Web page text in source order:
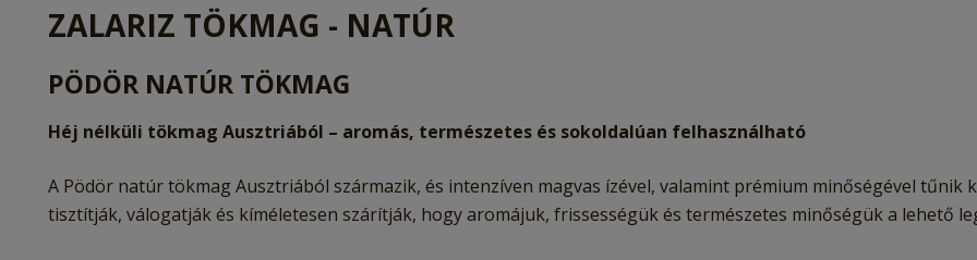
ZALARIZ TÖKMAG - NATÚR
PÖDÖR NATÚR TÖKMAG
Héj nélküli tökmag Ausztriából – aromás, természetes és sokoldalúan felhasználható
A Pödör natúr tökmag Ausztriából származik, és intenzíven magvas ízével, valamint prémium minőségével tűnik
tisztítják, válogatják és kíméletesen szárítják, hogy aromájuk, frissességük és természetes minőségük a lehető